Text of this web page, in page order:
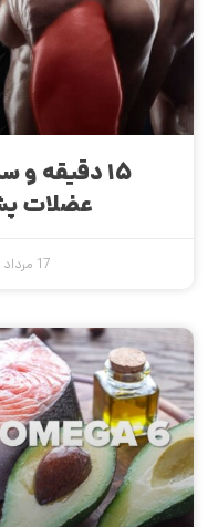
۱۵ دقیقه
عضلات
17 مرداد 97